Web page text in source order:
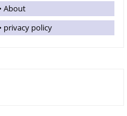
About
privacy policy